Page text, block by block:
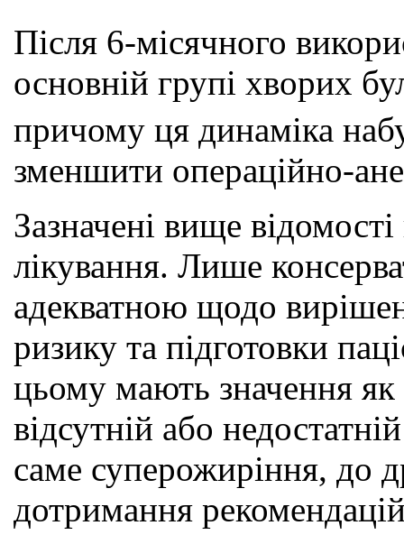
Після 6-місячного
основній групі хворих
причому ця динаміка
зменшити операційно-
Зазначені вище
лікування. Лише
адекватною щодо
ризику та підготовки
цьому мають значення як
відсутній або
саме суперожиріння, до
дотримання рекомендацій